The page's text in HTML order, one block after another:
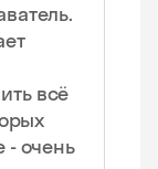
всё
- очень